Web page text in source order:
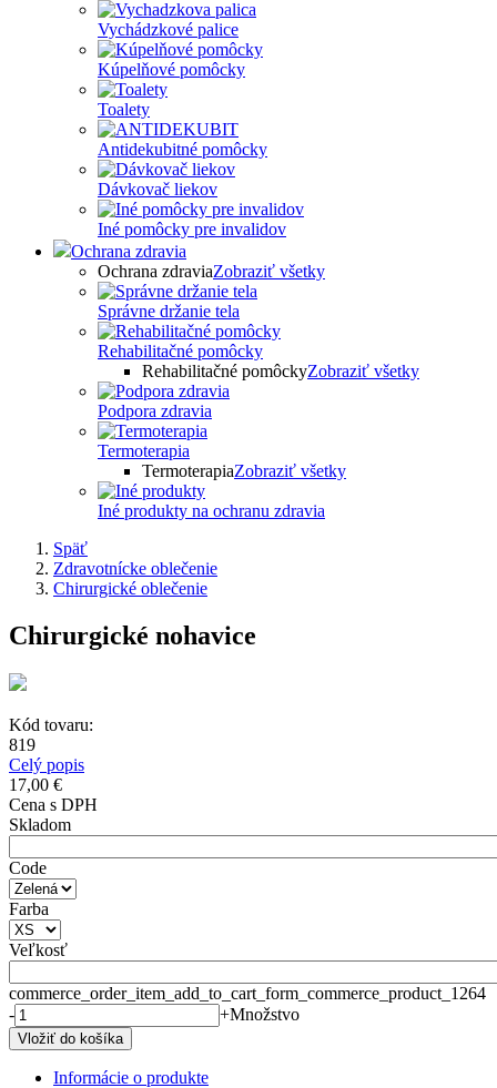
Vychádzkové palice
Kúpelňové pomôcky
Toalety
Antidekubitné pomôcky
Dávkovač liekov
Iné pomôcky pre invalidov
Ochrana zdravia
Ochrana zdraviaZobraziť všetky
Správne držanie tela
Rehabilitačné pomôcky
Rehabilitačné pomôckyZobraziť všetky
Podpora zdravia
Termoterapia
TermoterapiaZobraziť všetky
Iné produkty na ochranu zdravia
Späť
Zdravotnícke oblečenie
Chirurgické oblečenie
Chirurgické nohavice
Kód tovaru:
819
Celý popis
17,00 €
Cena s DPH
Skladom
Code
Farba
Veľkosť
commerce_order_item_add_to_cart_form_commerce_product_1264
-
+Množstvo
Informácie o produkte